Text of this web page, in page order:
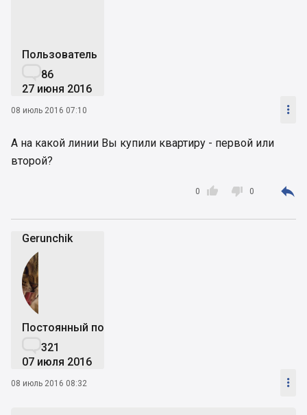
Пользователь
86
27 июня 2016
08 июль 2016 07:10 
А на какой линии Вы купили квартиру - первой или
второй?

0  0 
Gerunchik
Постоянный пользователь
321
07 июля 2016
08 июль 2016 08:32 